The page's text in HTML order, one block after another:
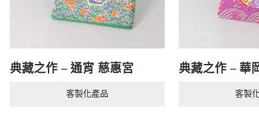
典藏之作 – 通宵 慈惠宮
客製化產品
典藏之作 – 華
客製